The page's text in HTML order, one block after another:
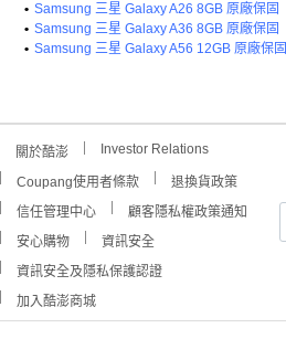
• Samsung 三星 Galaxy A26 8GB 原廠保固
• Samsung 三星 Galaxy A36 8GB 原廠保固
• Samsung 三星 Galaxy A56 12GB 原廠保固
關於酷澎 Investor Relations
Coupang使用者條款
退換貨政策
信任管理中心
顧客隱私權政策通知
安心購物
資訊安全
資訊安全及隱私保護認證
加入酷澎商城